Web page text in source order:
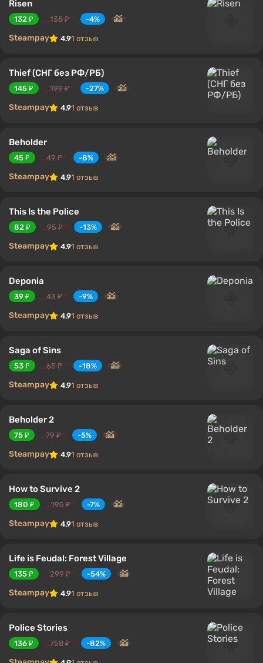
Risen
132 ₽ 138 ₽ -4%
Steampay 4.91 отзыв
Thief (СНГ без РФ/РБ)
145 ₽ 199 ₽ -27%
Steampay 4.91 отзыв
Beholder
45 ₽ 49 ₽ -8%
Steampay 4.91 отзыв
This Is the Police
82 ₽ 95 ₽ -13%
Steampay 4.91 отзыв
Deponia
39 ₽ 43 ₽ -9%
Steampay 4.91 отзыв
Saga of Sins
53 ₽ 65 ₽ -18%
Steampay 4.91 отзыв
Beholder 2
75 ₽ 79 ₽ -5%
Steampay 4.91 отзыв
How to Survive 2
180 ₽ 195 ₽ -7%
Steampay 4.91 отзыв
Life is Feudal: Forest Village
135 ₽ 299 ₽ -54%
Steampay 4.91 отзыв
Police Stories
136 ₽ 758 ₽ -82%